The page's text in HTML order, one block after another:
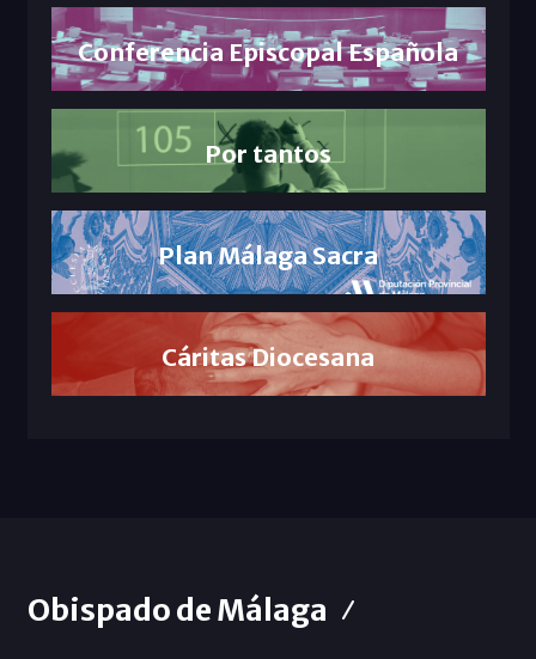
Conferencia Episcopal Española
Por tantos
Plan Málaga Sacra
Cáritas Diocesana
Obispado de Málaga